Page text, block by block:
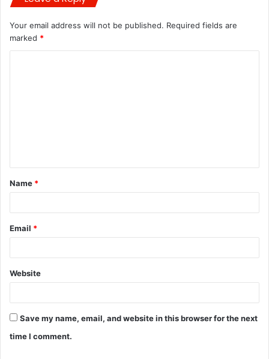
Your email address will not be published. Required fields are
marked *
t
*
Name *
Email *
Website
Save my name, email, and website in this browser for the next
time I comment.